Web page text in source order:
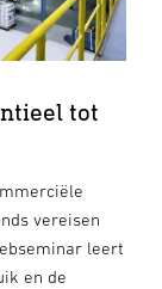
tot
vereisen
leert
en de